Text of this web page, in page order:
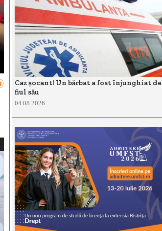
Caz șocant! Un bărbat a fost înjunghiat de
fiul său
04.08.2026